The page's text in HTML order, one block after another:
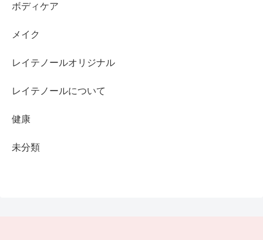
ボディケア
メイク
レイテノールオリジナル
レイテノールについて
健康
未分類